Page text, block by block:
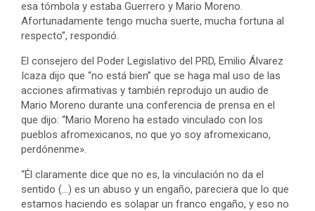
esa tómbola y estaba Guerrero y Mario Moreno.
Afortunadamente tengo mucha suerte, mucha fortuna al
respecto”, respondió.
El consejero del Poder Legislativo del PRD, Emilio Álvarez
Icaza dijo que “no está bien” que se haga mal uso de las
acciones afirmativas y también reprodujo un audio de
Mario Moreno durante una conferencia de prensa en el
que dijo: “Mario Moreno ha estado vinculado con los
pueblos afromexicanos, no que yo soy afromexicano,
perdónenme».
“Él claramente dice que no es, la vinculación no da el
sentido (…) es un abuso y un engaño, pareciera que lo que
estamos haciendo es solapar un franco engaño, y eso no